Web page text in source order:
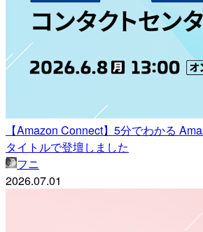
【Amazon Connect】5分でわかる
タイトルで登壇しました
フニ
2026.07.01